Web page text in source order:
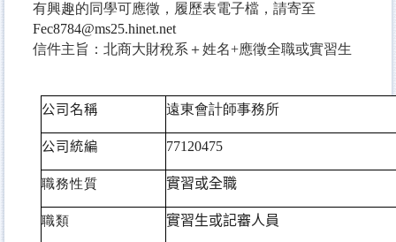
有興趣的同學可應徵，履歷表電子檔，請寄至
Fec8784@ms25.hinet.net
信件主旨：北商大財稅系＋姓名+應徵全職或實習生
公司名稱 遠東會計師事務所
公司統編 77120475
職務性質 實習或全職
職類 實習生或記審人員